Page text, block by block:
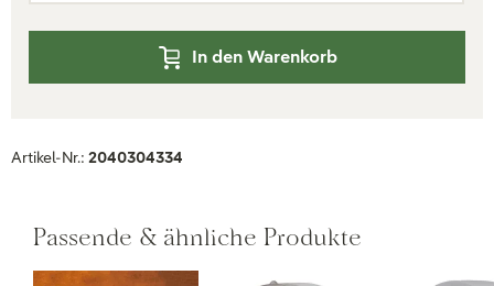
In den Warenkorb
Artikel-Nr.: 2040304334
Passende & ähnliche Produkte